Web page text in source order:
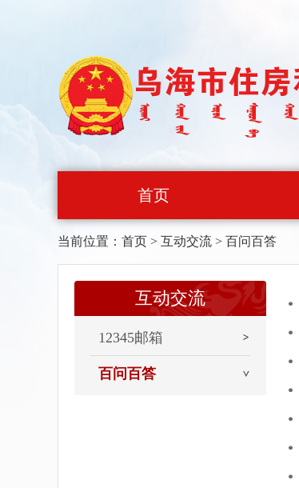
首页
当前位置： 首页 > 互动交流 > 百问百答
互动交流
12345邮箱
百问百答